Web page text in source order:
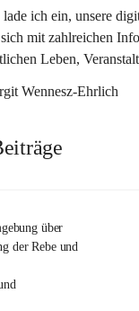
ich ein, unsere
mit zahlreichen
Leben,
Wennesz-Ehrlich
über
der Rebe und